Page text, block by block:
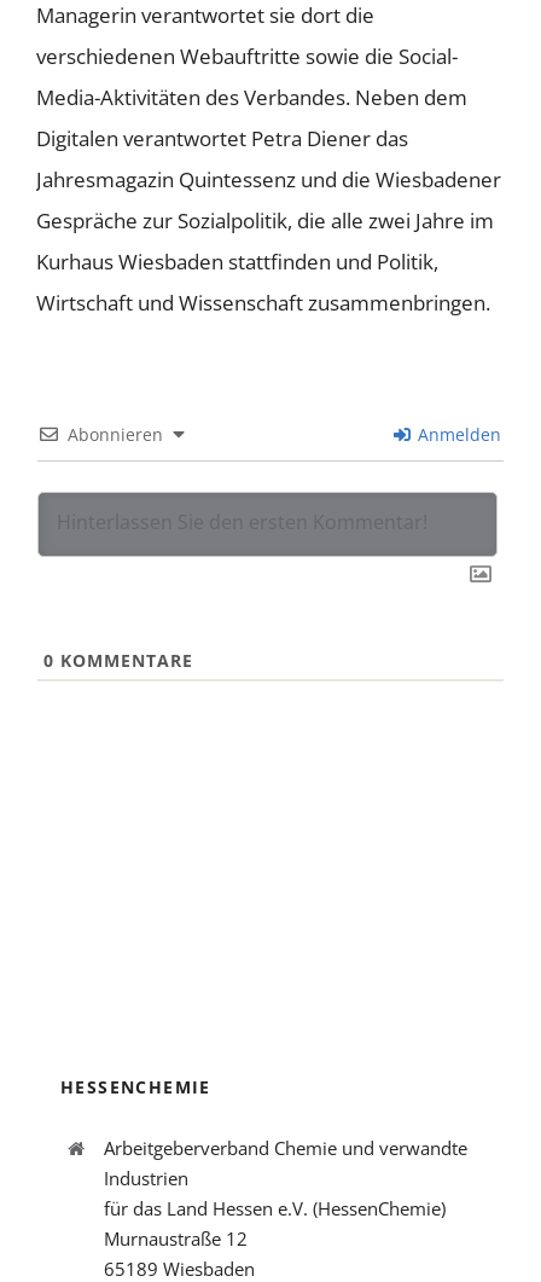
Managerin verantwortet sie dort die
verschiedenen Webauftritte sowie die Social-
Media-Aktivitäten des Verbandes. Neben dem
Digitalen verantwortet Petra Diener das
Jahresmagazin Quintessenz und die Wiesbadener
Gespräche zur Sozialpolitik, die alle zwei Jahre im
Kurhaus Wiesbaden stattfinden und Politik,
Wirtschaft und Wissenschaft zusammenbringen.
Abonnieren Anmelden
0 KOMMENTARE
HESSENCHEMIE
Arbeitgeberverband Chemie und verwandte
Industrien
für das Land Hessen e.V. (HessenChemie)
Murnaustraße 12
65189 Wiesbaden